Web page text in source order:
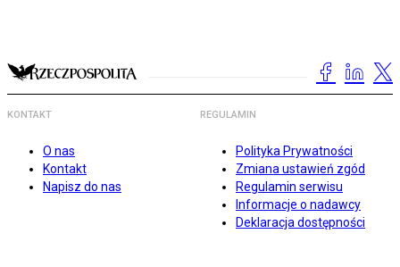
KONTAKT
O nas
Kontakt
Napisz do nas
REGULAMIN
Polityka Prywatności
Zmiana ustawień zgód
Regulamin serwisu
Informacje o nadawcy
Deklaracja dostępności